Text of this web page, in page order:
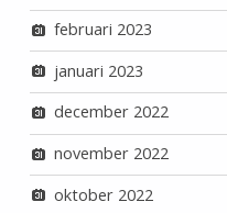
februari 2023
januari 2023
december 2022
november 2022
oktober 2022